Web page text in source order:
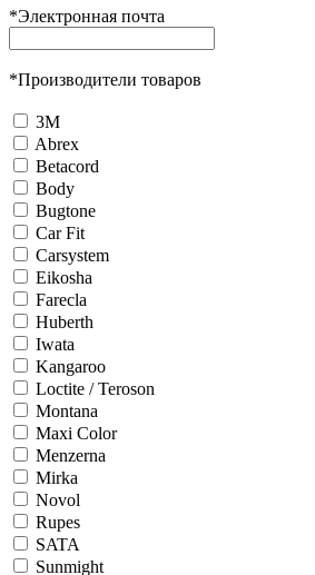
*Электронная почта
*Производители товаров
3М
Abrex
Betacord
Body
Bugtone
Car Fit
Carsystem
Eikosha
Farecla
Huberth
Iwata
Kangaroo
Loctite / Teroson
Montana
Maxi Color
Menzerna
Mirka
Novol
Rupes
SATA
Sunmight